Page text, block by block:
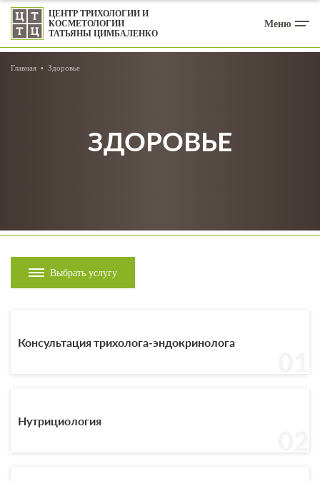
ЦЕНТР ТРИХОЛОГИИ И
КОСМЕТОЛОГИИ
ТАТЬЯНЫ ЦИМБАЛЕНКО
Меню
Главная Здоровье
ЗДОРОВЬЕ
Выбрать услугу
Консультация трихолога-эндокринолога
Нутрициология